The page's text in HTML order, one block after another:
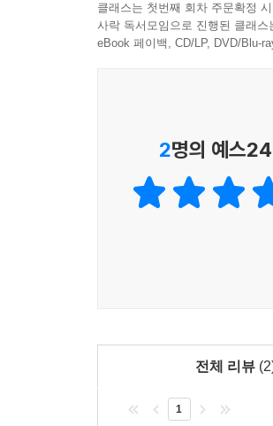
클래스는 첫번째 회차 주문확정
사락 독서모임으로 진행된 클래
eBook 페이백, CD/LP, DVD/Blu-
2명의 예스
전체 리뷰
1